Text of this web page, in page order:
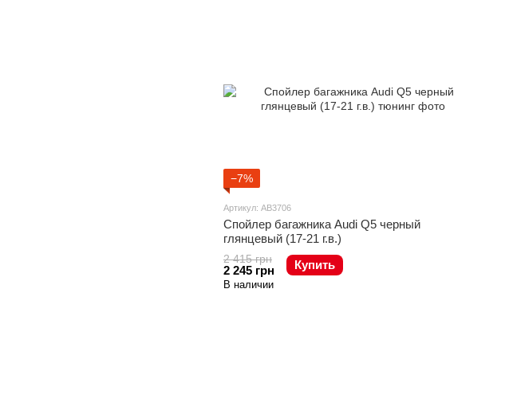
−7%
Артикул: AB3706
Спойлер багажника Audi Q5 черный
глянцевый (17-21 г.в.)
2 415 грн
2 245 грн Купить
В наличии